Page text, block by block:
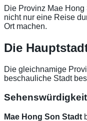
Die Provinz Mae
nicht nur eine Reise
Ort machen.
Die
Die gleichnamige
beschauliche Stadt
Mae Hong Son Stadt